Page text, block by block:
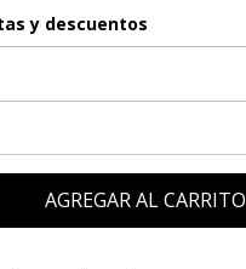
y descuentos
AGREGAR AL CARRITO